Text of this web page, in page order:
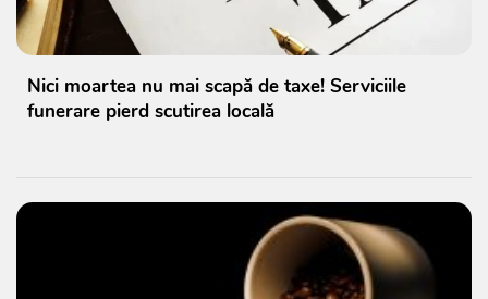
Nici moartea nu mai scapă de taxe! Serviciile
funerare pierd scutirea locală